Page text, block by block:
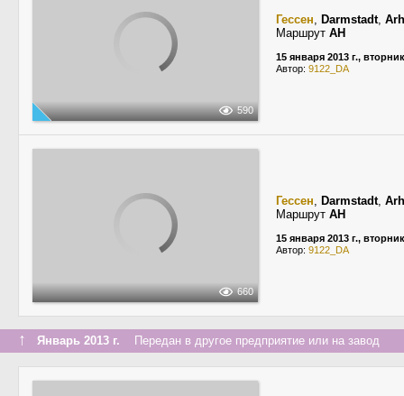
590
Гессен, Darmstadt,
Маршрут AH
15 января 2013 г., вторник
Автор: 9122_DA
660
Гессен, Darmstadt,
Маршрут AH
15 января 2013 г., вторник
Автор: 9122_DA
↑ Январь 2013 г. Передан в другое предприятие или на завод